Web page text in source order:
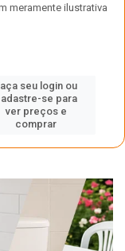
meramente ilustrativa
seu login ou
se para
ver preços e
comprar